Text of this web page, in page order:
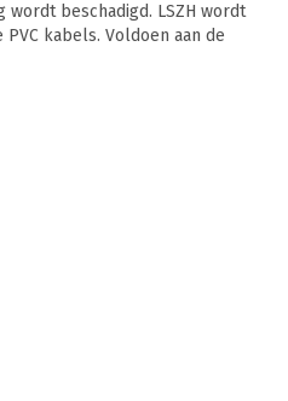
beschadigd. LSZH wordt
kabels. Voldoen aan de